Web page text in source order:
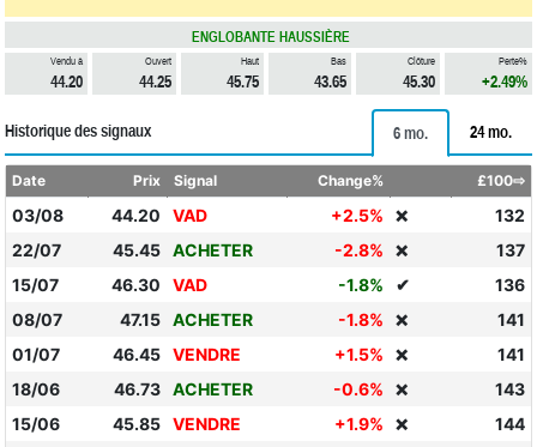
ENGLOBANTE HAUSSIÈRE
Vendu à
44.20
Ouvert
44.25
Haut
45.75
Bas
43.65
Clôture
45.30
Perte%
+2.49%
Historique des signaux 6 mo. 24 mo.
Date Prix Signal Change% £100⇨
03/08 44.20 VAD +2.5% ❌
132
22/07
45.45 ACHETER -2.8% ❌
137
15/07
46.30 VAD -1.8% ✔
136
08/07
47.15 ACHETER -1.8% ❌
141
01/07
46.45 VENDRE +1.5% ❌
141
18/06
46.73 ACHETER -0.6% ❌
143
15/06
45.85 VENDRE +1.9% ❌
144